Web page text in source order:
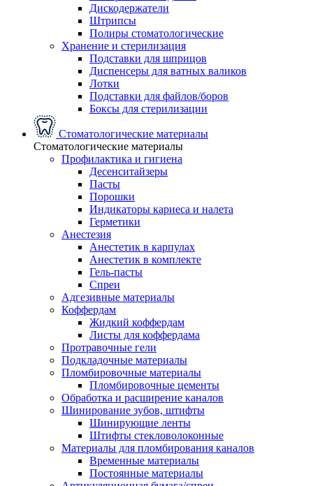
Дискодержатели
Штрипсы
Полиры стоматологические
Хранение и стерилизация
Подставки для шприцов
Диспенсеры для ватных валиков
Лотки
Подставки для файлов/боров
Боксы для стерилизации
Стоматологические материалы
Стоматологические материалы
Профилактика и гигиена
Десенситайзеры
Пасты
Порошки
Индикаторы кариеса и налета
Герметики
Анестезия
Анестетик в карпулах
Анестетик в комплекте
Гель-пасты
Спреи
Адгезивные материалы
Коффердам
Жидкий коффердам
Листы для коффердама
Протравочные гели
Подкладочные материалы
Пломбировочные материалы
Пломбировочные цементы
Обработка и расширение каналов
Шинирование зубов, штифты
Шинирующие ленты
Штифты стекловолоконные
Материалы для пломбирования каналов
Временные материалы
Постоянные материалы